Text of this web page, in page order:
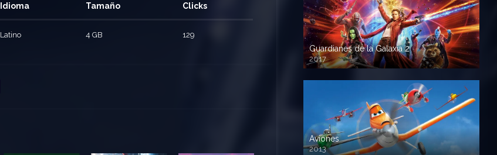
Idioma Tamaño Clicks
Latino 4 GB 129
Guardianes de la Galaxia 2
2017
720p HD
Aviones
2013